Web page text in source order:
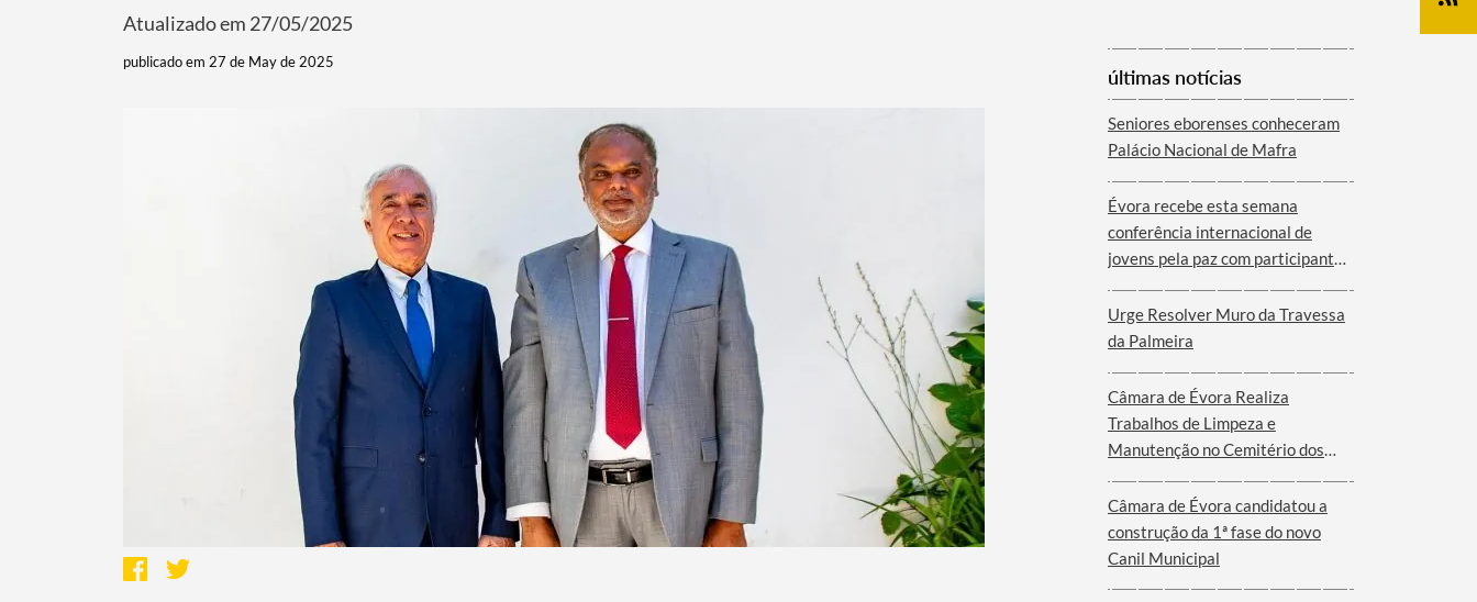
Termo de Pesquisa
Categorias gerais
Atualizado em 27/05/2025
publicado em 27 de May de 2025
últimas notícias
Seniores eborenses conheceram
Palácio Nacional de Mafra
Évora recebe esta semana
conferência internacional de
jovens pela paz com participantes
Urge Resolver Muro da Travessa
da Palmeira
Câmara de Évora Realiza
Trabalhos de Limpeza e
Manutenção no Cemitério dos
Câmara de Évora candidatou a
construção da 1ª fase do novo
Canil Municipal